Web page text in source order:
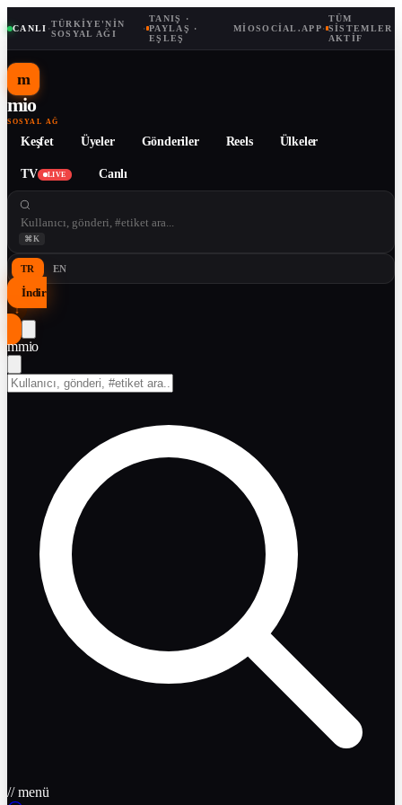
CANLI ·TÜRKIYE'NIN
SOSYAL AĞI
·
TANIŞ ·
PAYLAŞ ·
EŞLEŞ
MIOSOCIAL.APP·
TÜM
SISTEMLER
AKTIF
m
mio
SOSYAL AĞ
Keşfet Üyeler Gönderiler Reels Ülkeler
TV LIVE Canlı
⌘K
TR EN
İndir
↓
mmio
// menü